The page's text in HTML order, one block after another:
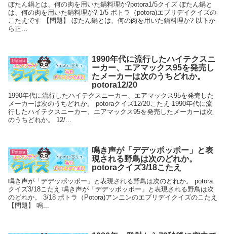
ぼたん鍋とは、何の肉を用いた鍋料理か?potora1/5クイズ ぼたん鍋と
は、何の肉を用いた鍋料理か? 1/5 ポトラ（potora)エブリデイクイズの
こたえです 【問題】 ぼたん鍋とは、何の肉を用いた鍋料理か? 以下か
ら正...
Potora
1990年代に流行したハイテクスニ
ーカー、エアマックス95を発売し
たメーカーは次のうちどれか。
potora12/20
1990年代に流行したハイテクスニーカー、エアマックス95を発売した
メーカーは次のうちどれか。 potoraクイズ12/20こたえ 1990年代に流
行したハイテクスニーカー、エアマックス95を発売したメーカーは次
のうちどれか。 12/...
Potora
鳴き声が「デデッポッポー」と表
現される野鳥は次のどれか。
potoraクイズ3/18こたえ
鳴き声が「デデッポッポー」と表現される野鳥は次のどれか。 potora
クイズ3/18こたえ 鳴き声が「デデッポッポー」と表現される野鳥は次
のどれか。 3/18 ポトラ（Potora)アンニンのエブリデイクイズのこたえ
【問題】 鳴...